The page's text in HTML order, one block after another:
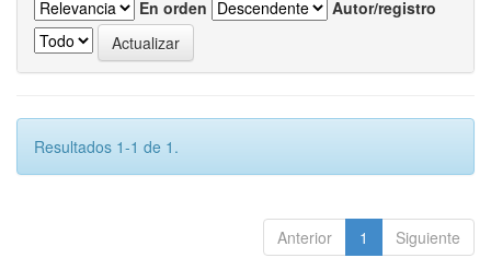
En orden
Autor/registro
Resultados 1-1 de 1.
Anterior 1 Siguiente